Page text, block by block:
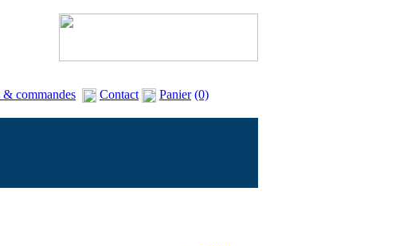
commandes Contact Panier (0)